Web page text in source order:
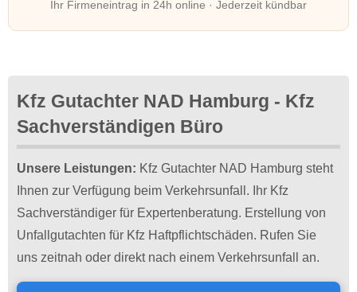
Ihr Firmeneintrag in 24h online · Jederzeit kündbar
Kfz Gutachter NAD Hamburg - Kfz
Sachverständigen Büro
Unsere Leistungen: Kfz Gutachter NAD Hamburg steht
Ihnen zur Verfügung beim Verkehrsunfall. Ihr Kfz
Sachverständiger für Expertenberatung. Erstellung von
Unfallgutachten für Kfz Haftpflichtschäden. Rufen Sie
uns zeitnah oder direkt nach einem Verkehrsunfall an.